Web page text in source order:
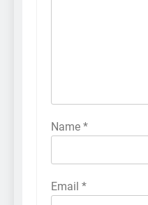
Name *
Email *